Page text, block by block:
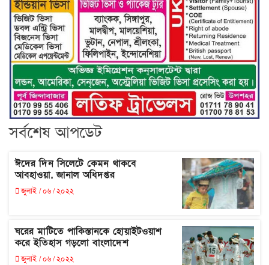
সর্বশেষ আপডেট
ঈদের দিন সিলেটে কেমন থাকবে
আবহাওয়া, জানাল অধিদপ্তর
জুলাই / ০৬ / ২০২২
ঘরের মাটিতে পাকিস্তানকে হোয়াইটওয়াশ
করে ইতিহাস গড়লো বাংলাদেশ
জুলাই / ০৬ / ২০২২